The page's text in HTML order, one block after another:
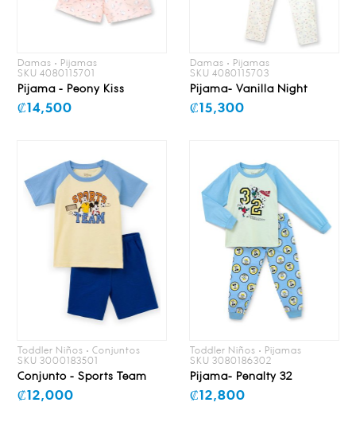
Damas • Pijamas
SKU 4080115701
Pijama - Peony Kiss
₡14,500
Damas • Pijamas
SKU 4080115703
Pijama- Vanilla Night
₡15,300
Toddler Niños • Conjuntos
SKU 3000183501
Conjunto - Sports Team
₡12,000
Toddler Niños • Pijamas
SKU 3080186302
Pijama- Penalty 32
₡12,800